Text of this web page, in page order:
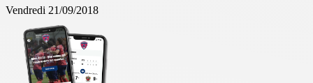
Vendredi 21/09/2018